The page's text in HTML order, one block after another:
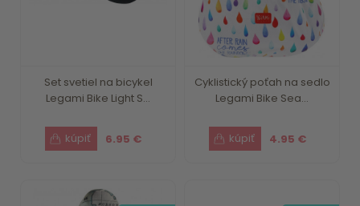
Set svetiel na bicykel
Legami Bike Light S...
6.95 €
Cyklistický poťah na sedlo
Legami Bike Sea...
4.95 €